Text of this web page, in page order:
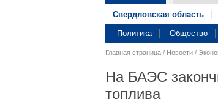
Свердловская область
Политика Общество
Главная страница / Новости /
На БАЭС
топлива